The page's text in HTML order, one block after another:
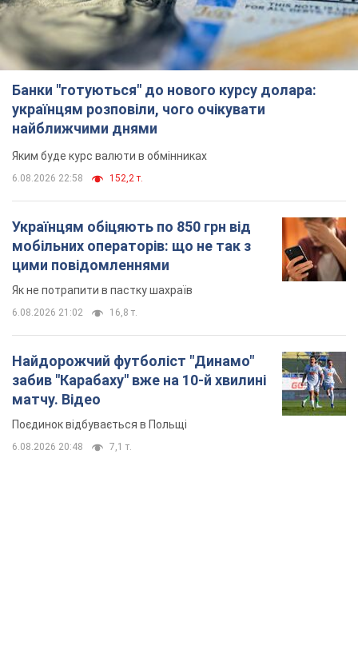
Банки "готуються" до нового курсу долара:
українцям розповіли, чого очікувати
найближчими днями
Яким буде курс валюти в обмінниках
6.08.2026 22:58 152,2 т.
Українцям обіцяють по 850 грн від
мобільних операторів: що не так з
цими повідомленнями
Як не потрапити в пастку шахраїв
6.08.2026 21:02 16,8 т.
Найдорожчий футболіст "Динамо"
забив "Карабаху" вже на 10-й хвилині
матчу. Відео
Поєдинок відбувається в Польщі
6.08.2026 20:48 7,1 т.